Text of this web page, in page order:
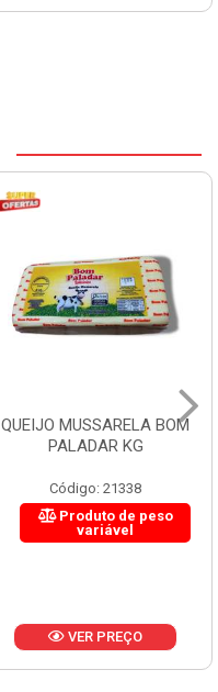
QUEIJO MUSSARELA BOM
PALADAR KG
Código: 21338
Produto de peso
variável
VER PREÇO